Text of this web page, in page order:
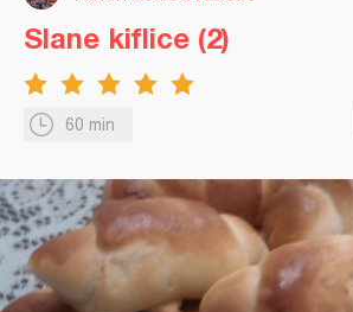
60 min
Slane kiflice (2)